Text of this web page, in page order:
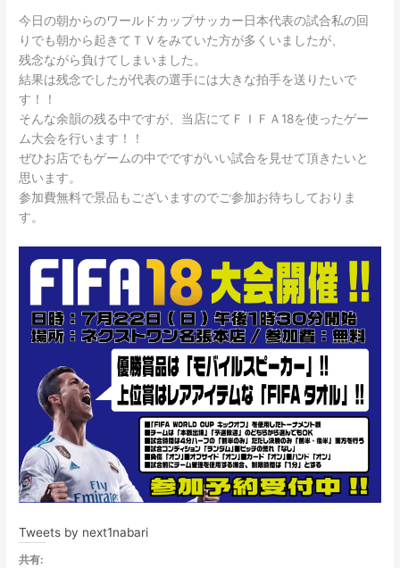
今日の朝からのワールドカップサッカー日本代表の試合私の回
りでも朝から起きてＴＶをみていた方が多くいましたが、
残念ながら負けてしまいました。
結果は残念でしたが代表の選手には大きな拍手を送りたいで
す！！
そんな余韻の残る中ですが、当店にてＦＩＦＡ18を使ったゲー
ム大会を行います！！
ぜひお店でもゲームの中でですがいい試合を見せて頂きたいと
思います。
参加費無料で景品もございますのでご参加お待ちしておりま
す。
Tweets by next1nabari
共有: